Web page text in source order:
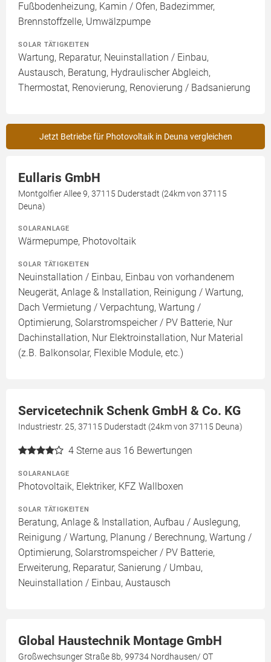
Fußbodenheizung, Kamin / Ofen, Badezimmer,
Brennstoffzelle, Umwälzpumpe
SOLAR TÄTIGKEITEN
Wartung, Reparatur, Neuinstallation / Einbau,
Austausch, Beratung, Hydraulischer Abgleich,
Thermostat, Renovierung, Renovierung / Badsanierung
Jetzt Betriebe für Photovoltaik in Deuna vergleichen
Eullaris GmbH
Montgolfier Allee 9, 37115 Duderstadt (24km von 37115
Deuna)
SOLARANLAGE
Wärmepumpe, Photovoltaik
SOLAR TÄTIGKEITEN
Neuinstallation / Einbau, Einbau von vorhandenem
Neugerät, Anlage & Installation, Reinigung / Wartung,
Dach Vermietung / Verpachtung, Wartung /
Optimierung, Solarstromspeicher / PV Batterie, Nur
Dachinstallation, Nur Elektroinstallation, Nur Material
(z.B. Balkonsolar, Flexible Module, etc.)
Servicetechnik Schenk GmbH & Co. KG
Industriestr. 25, 37115 Duderstadt (24km von 37115 Deuna)
4 Sterne aus 16 Bewertungen
SOLARANLAGE
Photovoltaik, Elektriker, KFZ Wallboxen
SOLAR TÄTIGKEITEN
Beratung, Anlage & Installation, Aufbau / Auslegung,
Reinigung / Wartung, Planung / Berechnung, Wartung /
Optimierung, Solarstromspeicher / PV Batterie,
Erweiterung, Reparatur, Sanierung / Umbau,
Neuinstallation / Einbau, Austausch
Global Haustechnik Montage GmbH
Großwechsunger Straße 8b, 99734 Nordhausen/ OT